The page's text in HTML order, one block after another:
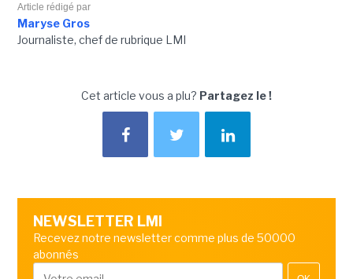
Article rédigé par
Maryse Gros
Journaliste, chef de rubrique LMI
Cet article vous a plu? Partagez le !
NEWSLETTER LMI
Recevez notre newsletter comme plus de 50000
abonnés